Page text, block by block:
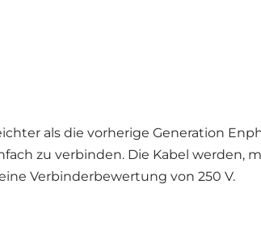
als die vorherige Generation
zu verbinden. Die Kabel werden,
Verbinderbewertung von 250 V.